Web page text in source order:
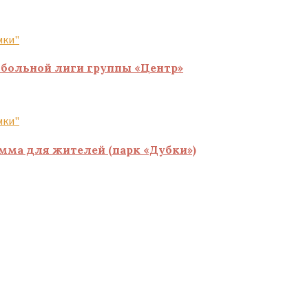
лиги группы «Центр»
для жителей (парк «Дубки»)